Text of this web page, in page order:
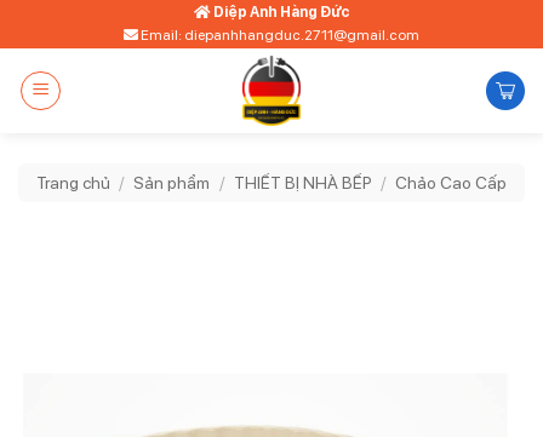
qua
dung
Diệp Anh Hàng Đức
Email: diepanhhangduc.2711@gmail.com
Trang chủ / Sản phẩm / THIẾT BỊ NHÀ BẾP / Chảo Cao Cấp